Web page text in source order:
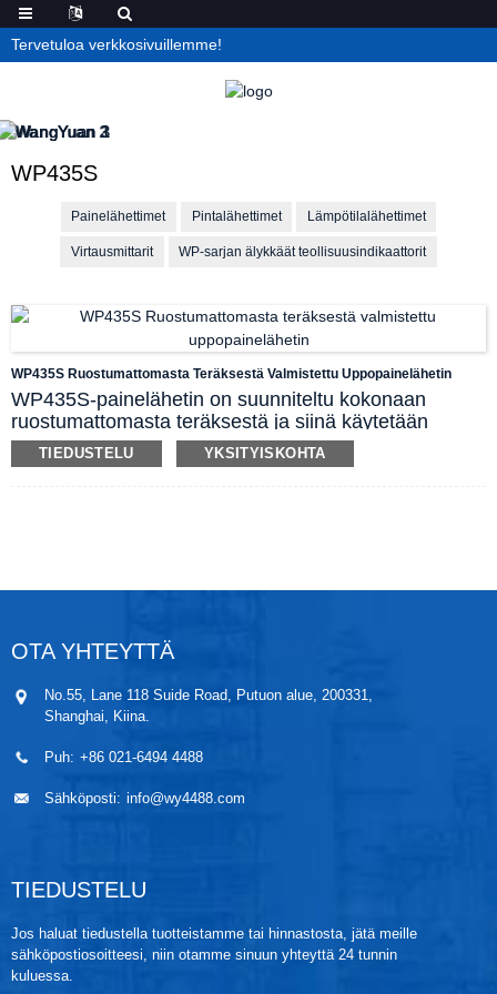
Tervetuloa verkkosivuillemme!
WP435S
Painelähettimet Pintalähettimet Lämpötilalähettimet
Virtausmittarit WP-sarjan älykkäät teollisuusindikaattorit
WP435S Ruostumattomasta Teräksestä Valmistettu Uppopainelähetin
WP435S-painelähetin on suunniteltu kokonaan
ruostumattomasta teräksestä ja siinä käytetään
edistyneitä maahantuotuja anturikomponentteja, joilla
on korkea tarkkuus, vakaus ja korroosionkestävyys.
ympäristöissä. Korkean työtaajuuden ansiosta ne
soveltuvat myös dynaamiseen mittaukseen.
TIEDUSTELU YKSITYISKOHTA
OTA YHTEYTTÄ
No.55, Lane 118 Suide Road, Putuon alue, 200331,
Shanghai, Kiina.
Puh: +86 021-6494 4488
Sähköposti: info@wy4488.com
TIEDUSTELU
Jos haluat tiedustella tuotteistamme tai hinnastosta, jätä meille
sähköpostiosoitteesi, niin otamme sinuun yhteyttä 24 tunnin
kuluessa.